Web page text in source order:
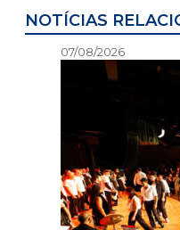
NOTÍCIAS
07/08/2026